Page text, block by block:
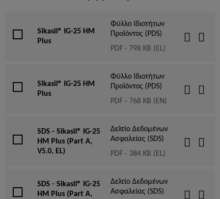
Sikasil® IG-25 HM
Plus
Φύλλο Ιδιοτήτων
Προϊόντος (PDS)
PDF - 798 KB (EL)
Sikasil® IG-25 HM
Plus
Φύλλο Ιδιοτήτων
Προϊόντος (PDS)
PDF - 768 KB (EN)
SDS - Sikasil® IG-25
HM Plus (Part A,
V5.0, EL)
Δελτίο Δεδομένων
Ασφαλείας (SDS)
PDF - 384 KB (EL)
SDS - Sikasil® IG-25
HM Plus (Part A,
Δελτίο Δεδομένων
Ασφαλείας (SDS)